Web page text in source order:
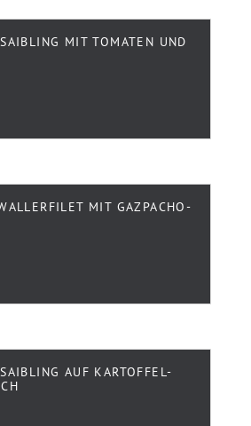
MIT TOMATEN UND
MIT GAZPACHO-
AUF KARTOFFEL-